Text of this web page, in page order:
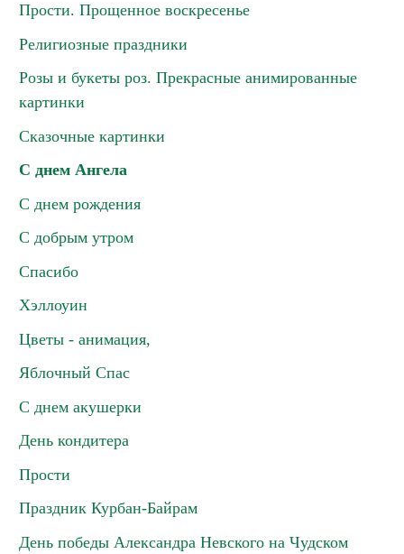
Прости. Прощенное воскресенье
Религиозные праздники
Розы и букеты роз. Прекрасные анимированные
картинки
Сказочные картинки
С днем Ангела
С днем рождения
С добрым утром
Спасибо
Хэллоуин
Цветы - анимация,
Яблочный Спас
С днем акушерки
День кондитера
Прости
Праздник Курбан-Байрам
День победы Александра Невского на Чудском